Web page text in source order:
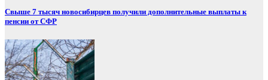
Свыше 7 тысяч новосибирцев получили дополнительные выплаты к
пенсии от СФР